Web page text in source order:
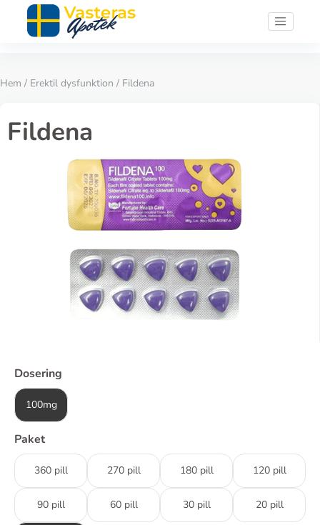
Hem / Erektil dysfunktion / Fildena
Fildena
Dosering
100mg
Paket
360 pill 270 pill 180 pill 120 pill
90 pill 60 pill 30 pill 20 pill